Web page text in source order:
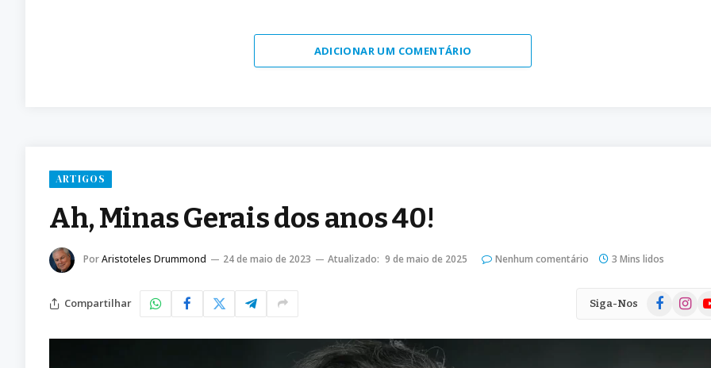
ADICIONAR UM COMENTÁRIO
ARTIGOS
Ah, Minas Gerais dos anos 40!
PorAristoteles Drummond 24 de maio de 2023 Atualizado: 9 de maio de 2025 Nenhum comentário 3 Mins lidos
Compartilhar Siga-Nos Facebook